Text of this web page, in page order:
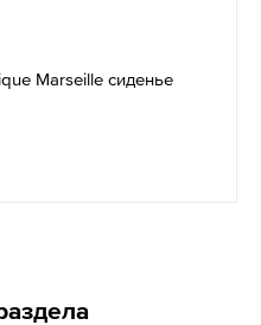
Marseille сиденье